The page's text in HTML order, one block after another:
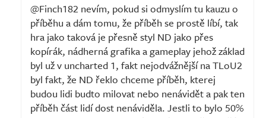
@Finch182 nevím, pokud si odmyslím tu kauzu o
příběhu a dám tomu, že příběh se prostě líbí, tak
hra jako taková je přesně styl ND jako přes
kopírák, nádherná grafika a gameplay jehož základ
byl už v uncharted 1, fakt nejodvážnější na TLoU2
byl fakt, že ND řeklo chceme příběh, kterej
budou lidi budto milovat nebo nenávidět a pak ten
příběh část lidí dost nenáviděla. Jestli to bylo 50%